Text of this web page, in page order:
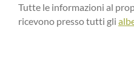
Tutte le informazioni al
ricevono presso tutti gli